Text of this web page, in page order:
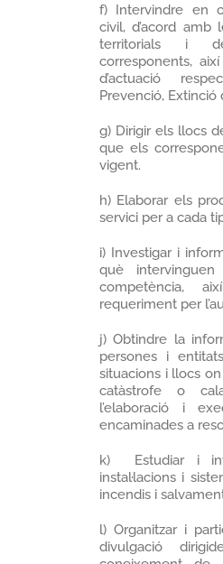
f) Intervindre en
civil, d’acord amb
territorials i
corresponents,
d’actuació
Prevenció, Extinció
g) Dirigir els llocs
que els
vigent.
h) Elaborar els
servici per a cada
i) Investigar i
què
competència,
requeriment per
j) Obtindre la
persones i
situacions i llocs
catàstrofe o
l’elaboració i
encaminades a
k) Estudiar i
instal·lacions i
incendis i
l) Organitzar i
divulgació